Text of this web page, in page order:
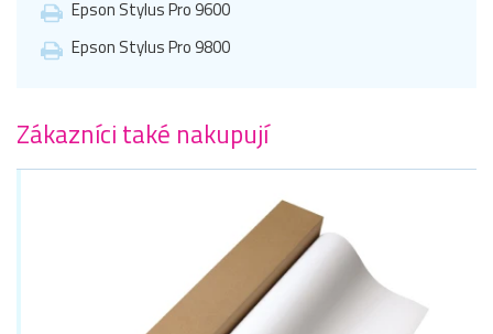
Epson Stylus Pro 9600
Epson Stylus Pro 9800
Zákazníci také nakupují